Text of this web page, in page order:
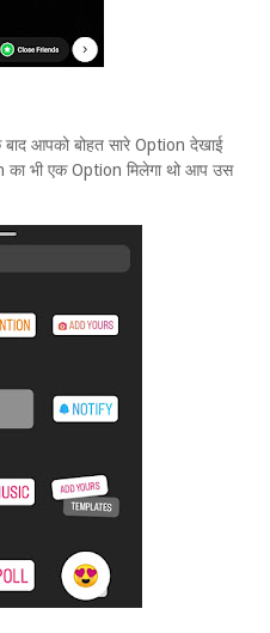
आपको बोहत सारे Option देखाई
भी एक Option मिलेगा थो आप उस